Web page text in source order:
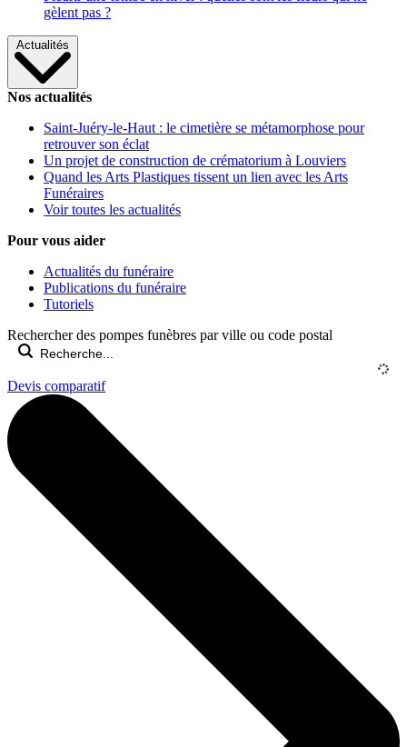
gèlent pas ?
Actualités
Nos actualités
Saint-Juéry-le-Haut : le cimetière se métamorphose pour
retrouver son éclat
Un projet de construction de crématorium à Louviers
Quand les Arts Plastiques tissent un lien avec les Arts
Funéraires
Voir toutes les actualités
Pour vous aider
Actualités du funéraire
Publications du funéraire
Tutoriels
Rechercher des pompes funèbres par ville ou code postal
Devis comparatif